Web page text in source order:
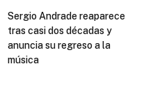
Sergio Andrade reaparece
tras casi dos décadas y
anuncia su regreso a la
música